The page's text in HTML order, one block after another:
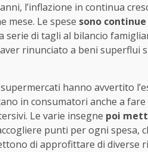
l’inflazione in continua
mese. Le spese sono
serie di tagli al bilancio
rinunciato a beni
hanno avvertito
in consumatori anche a
Le varie insegne poi
punti per ogni
di approfittare di diverse